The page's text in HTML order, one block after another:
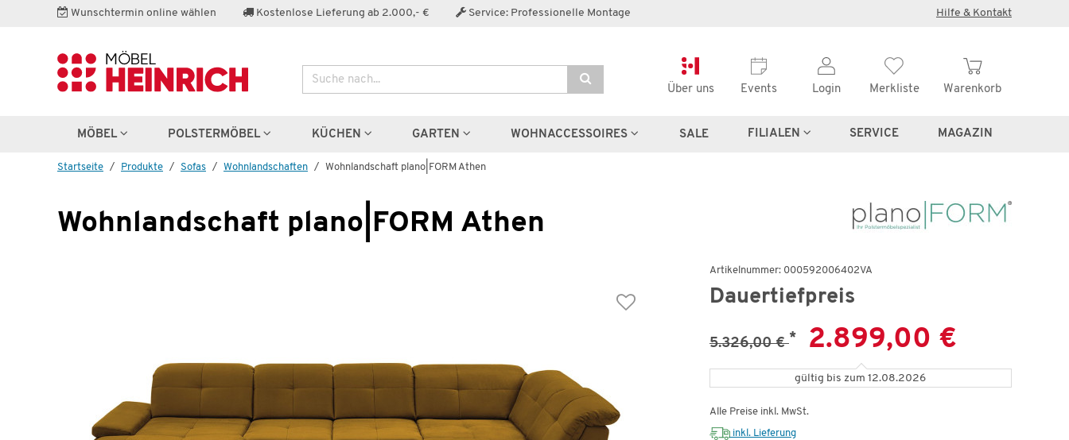
Wunschtermin online wählen Kostenlose Lieferung ab 2.000,- € Service: Professionelle Montage Hilfe & Kontakt
Suche
Über uns Events Login Merkliste Warenkorb
MÖBEL POLSTERMÖBEL KÜCHEN GARTEN WOHNACCESSOIRES SALE FILIALEN SERVICE MAGAZIN
Startseite Produkte Sofas Wohnlandschaften Wohnlandschaft plano|FORM Athen
Wohnlandschaft plano|FORM Athen
Artikelnummer: 000592006402VA
Dauertiefpreis
5.326,00 €* 2.899,00 €
gültig bis zum 12.08.2026
Alle Preise inkl. MwSt.
inkl. Lieferung
Der Artikel wurde in den Warenkorb gelegt:
Aus unserer Werbung!
plano|FORM Athen
Dauertiefpreis - unschlagbar günstig!